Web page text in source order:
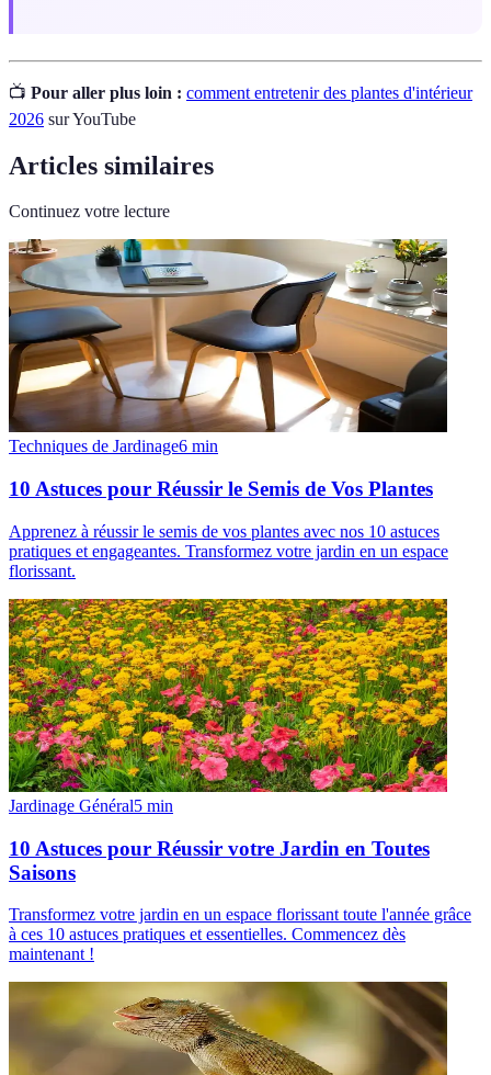
📺 Pour aller plus loin : comment entretenir des plantes d'intérieur
2026 sur YouTube
Articles similaires
Continuez votre lecture
Techniques de Jardinage6 min
10 Astuces pour Réussir le Semis de Vos Plantes
Apprenez à réussir le semis de vos plantes avec nos 10 astuces
pratiques et engageantes. Transformez votre jardin en un espace
florissant.
Jardinage Général5 min
10 Astuces pour Réussir votre Jardin en Toutes
Saisons
Transformez votre jardin en un espace florissant toute l'année grâce
à ces 10 astuces pratiques et essentielles. Commencez dès
maintenant !